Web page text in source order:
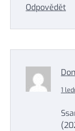
Odpovědět
1